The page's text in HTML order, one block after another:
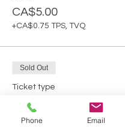
CA$5.00
+CA$0.75 TPS, TVQ
Sold Out
Ticket type
Moins de 16 ans
Phone Email